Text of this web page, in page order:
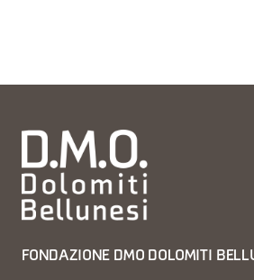
FONDAZIONE DMO DOLOMITI